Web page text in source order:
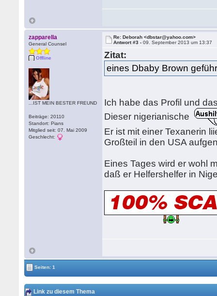
zapparella
General Counsel
Offline
...IST MEIN BESTER FREUND
Beiträge: 20110
Standort: Pians
Mitglied seit: 07. Mai 2009
Geschlecht:
Re: Deborah <dbstar@yahoo.com>
Antwort #3 -09. September 2013 um 13:37
Zitat:
eines Dbaby Brown
Ich habe das Profil und
Dieser nigerianische
Er ist mit einer Texanerin
Großteil in den USA
Eines Tages wird er wohl
daß er Helfershelfer in
Seiten: 1
Link zu diesem Thema